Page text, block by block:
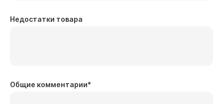
Недостатки товара
Общие комментарии*